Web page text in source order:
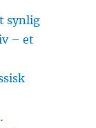
synlig
– et